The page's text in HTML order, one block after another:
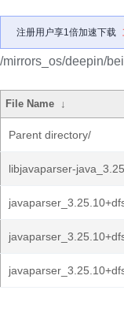
注册用户享1倍加速下载
/mirrors_os/deepin/
File Name ↓
Parent directory/
libjavaparser-